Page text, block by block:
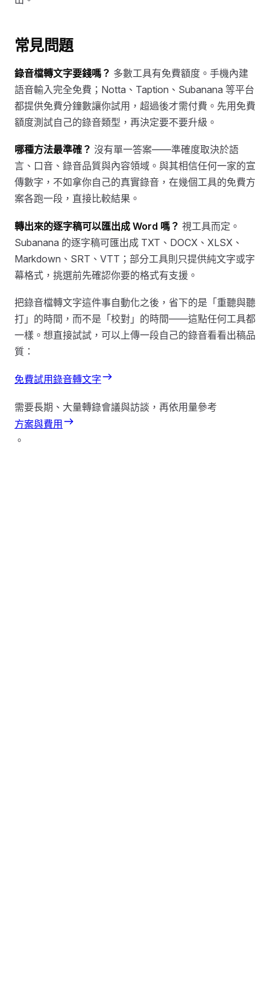
常見問題
錄音檔轉文字要錢嗎？ 多數工具有免費額度。手機內建
語音輸入完全免費；Notta、Taption、Subanana 等平台
都提供免費分鐘數讓你試用，超過後才需付費。先用免費
額度測試自己的錄音類型，再決定要不要升級。
哪種方法最準確？ 沒有單一答案——準確度取決於語
言、口音、錄音品質與內容領域。與其相信任何一家的宣
傳數字，不如拿你自己的真實錄音，在幾個工具的免費方
案各跑一段，直接比較結果。
轉出來的逐字稿可以匯出成 Word 嗎？ 視工具而定。
Subanana 的逐字稿可匯出成 TXT、DOCX、XLSX、
Markdown、SRT、VTT；部分工具則只提供純文字或字
幕格式，挑選前先確認你要的格式有支援。
把錄音檔轉文字這件事自動化之後，省下的是「重聽與聽
打」的時間，而不是「校對」的時間——這點任何工具都
一樣。想直接試試，可以上傳一段自己的錄音看看出稿品
質：
免費試用錄音轉文字
需要長期、大量轉錄會議與訪談，再依用量參考
方案與費用
。